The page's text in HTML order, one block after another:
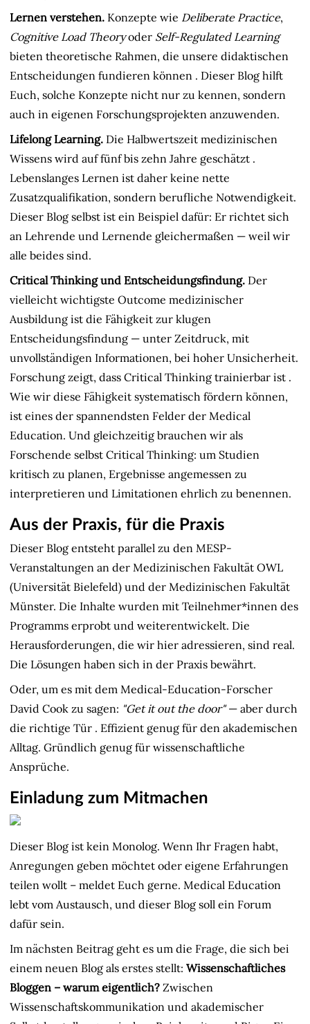
Lernen verstehen. Konzepte wie Deliberate Practice,
Cognitive Load Theoryoder Self-Regulated Learning
bieten theoretische Rahmen, die unsere didaktischen
Entscheidungen fundieren können . Dieser Blog hilft
Euch, solche Konzepte nicht nur zu kennen, sondern
auch in eigenen Forschungsprojekten anzuwenden.
Lifelong Learning. Die Halbwertszeit medizinischen
Wissens wird auf fünf bis zehn Jahre geschätzt .
Lebenslanges Lernen ist daher keine nette
Zusatzqualifikation, sondern berufliche Notwendigkeit.
Dieser Blog selbst ist ein Beispiel dafür: Er richtet sich
an Lehrende und Lernende gleichermaßen — weil wir
alle beides sind.
Critical Thinking und Entscheidungsfindung. Der
vielleicht wichtigste Outcome medizinischer
Ausbildung ist die Fähigkeit zur klugen
Entscheidungsfindung — unter Zeitdruck, mit
unvollständigen Informationen, bei hoher Unsicherheit.
Forschung zeigt, dass Critical Thinking trainierbar ist .
Wie wir diese Fähigkeit systematisch fördern können,
ist eines der spannendsten Felder der Medical
Education. Und gleichzeitig brauchen wir als
Forschende selbst Critical Thinking: um Studien
kritisch zu planen, Ergebnisse angemessen zu
interpretieren und Limitationen ehrlich zu benennen.
Aus der Praxis, für die Praxis
Dieser Blog entsteht parallel zu den MESP-
Veranstaltungen an der Medizinischen Fakultät OWL
(Universität Bielefeld) und der Medizinischen Fakultät
Münster. Die Inhalte wurden mit Teilnehmer*innen des
Programms erprobt und weiterentwickelt. Die
Herausforderungen, die wir hier adressieren, sind real.
Die Lösungen haben sich in der Praxis bewährt.
Oder, um es mit dem Medical-Education-Forscher
David Cook zu sagen: "Get it out the door"— aber durch
die richtige Tür . Effizient genug für den akademischen
Alltag. Gründlich genug für wissenschaftliche
Ansprüche.
Einladung zum Mitmachen
Dieser Blog ist kein Monolog. Wenn Ihr Fragen habt,
Anregungen geben möchtet oder eigene Erfahrungen
teilen wollt – meldet Euch gerne. Medical Education
lebt vom Austausch, und dieser Blog soll ein Forum
dafür sein.
Im nächsten Beitrag geht es um die Frage, die sich bei
einem neuen Blog als erstes stellt: Wissenschaftliches
Bloggen – warum eigentlich? Zwischen
Wissenschaftskommunikation und akademischer